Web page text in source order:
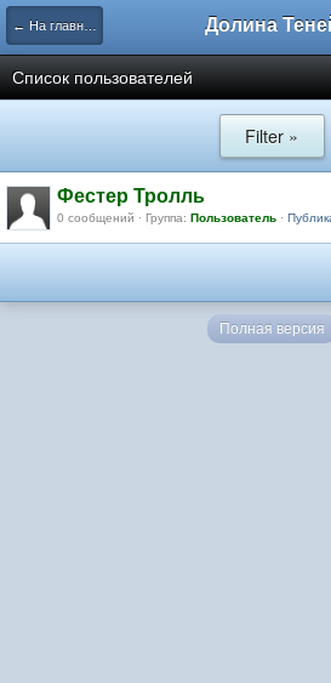
← На главную Долина
Список пользователей
Filter »
Фестер Тролль
0 сообщений · Группа: Пользователь ·
Полная версия